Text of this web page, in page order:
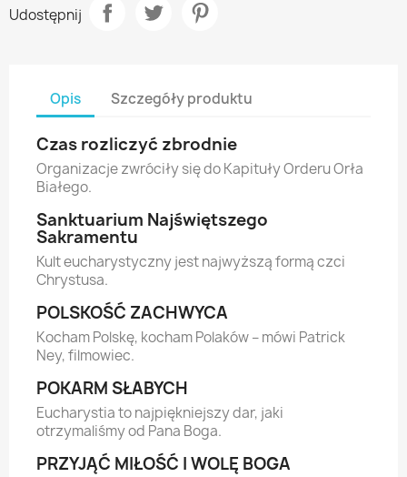
Udostępnij
Opis Szczegóły produktu
Czas rozliczyć zbrodnie
Organizacje zwróciły się do Kapituły Orderu Orła
Białego.
Sanktuarium Najświętszego
Sakramentu
Kult eucharystyczny jest najwyższą formą czci
Chrystusa.
POLSKOŚĆ ZACHWYCA
Kocham Polskę, kocham Polaków – mówi Patrick
Ney, filmowiec.
POKARM SŁABYCH
Eucharystia to najpiękniejszy dar, jaki
otrzymaliśmy od Pana Boga.
PRZYJĄĆ MIŁOŚĆ I WOLĘ BOGA